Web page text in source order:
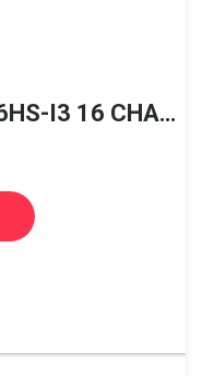
DVR DAHUA DH-XVR5116HS-I3 16 CHANNEL 2MP UP TO 5MP